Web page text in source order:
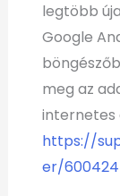
legtöbb
Google
meg az
internetes
https://
er/